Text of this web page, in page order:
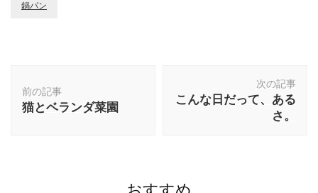
鍋パン
稿
ナ
前の記事
猫とベランダ菜園
次の記事
こんな日だって、ある
さ。